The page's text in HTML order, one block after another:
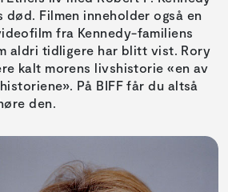
død. Filmen inneholder også en
fra Kennedy-familiens
aldri tidligere har blitt vist. Rory
kalt morens livshistorie «en av
På BIFF får du altså
den.